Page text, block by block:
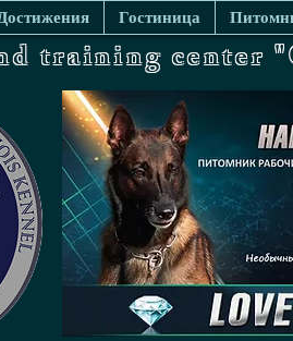
Достижения Гостиница
training center